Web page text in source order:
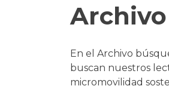
En el Archivo
buscan nuestros
micromovilidad